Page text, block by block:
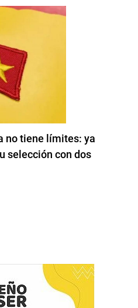
no tiene límites: ya
selección con dos